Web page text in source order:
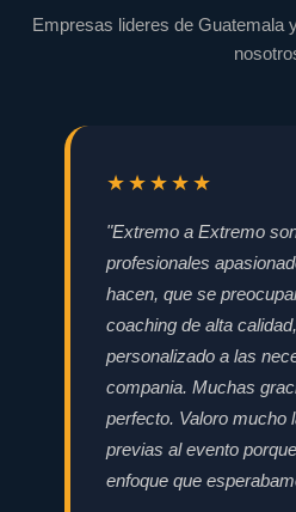
Empresas lideres de Guatemala
★★★★★
"Extremo a Extremo
profesionales
hacen, que se
coaching de alta
personalizado a las
compania. Muchas
perfecto. Valoro mucho
previas al evento
enfoque que